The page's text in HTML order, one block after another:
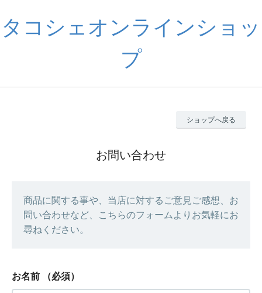
タコシェオンラインショッ
プ
ショップへ戻る
お問い合わせ
商品に関する事や、当店に対するご意見ご感想、お
問い合わせなど、こちらのフォームよりお気軽にお
尋ねください。
お名前 （必須）